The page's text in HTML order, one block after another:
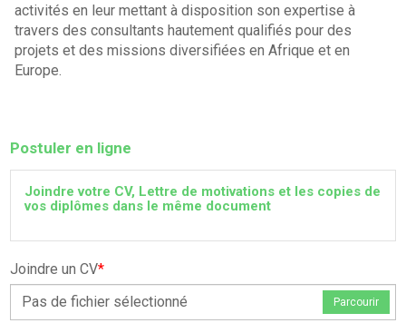
activités en leur mettant à disposition son expertise à
travers des consultants hautement qualifiés pour des
projets et des missions diversifiées en Afrique et en
Europe.
Postuler en ligne
Joindre votre CV, Lettre de motivations et les copies de
vos diplômes dans le même document
Joindre un CV*
Pas de fichier sélectionné
Parcourir